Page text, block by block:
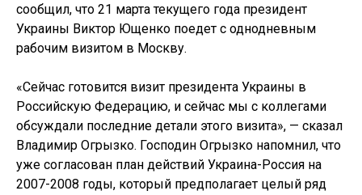
сообщил, что 21 марта текущего года президент
Украины Виктор Ющенко поедет с однодневным
рабочим визитом в Москву.
«Сейчас готовится визит президента Украины в
Российскую Федерацию, и сейчас мы с коллегами
обсуждали последние детали этого визита», — сказал
Владимир Огрызко. Господин Огрызко напомнил, что
уже согласован план действий Украина-Россия на
2007-2008 годы, который предполагает целый ряд